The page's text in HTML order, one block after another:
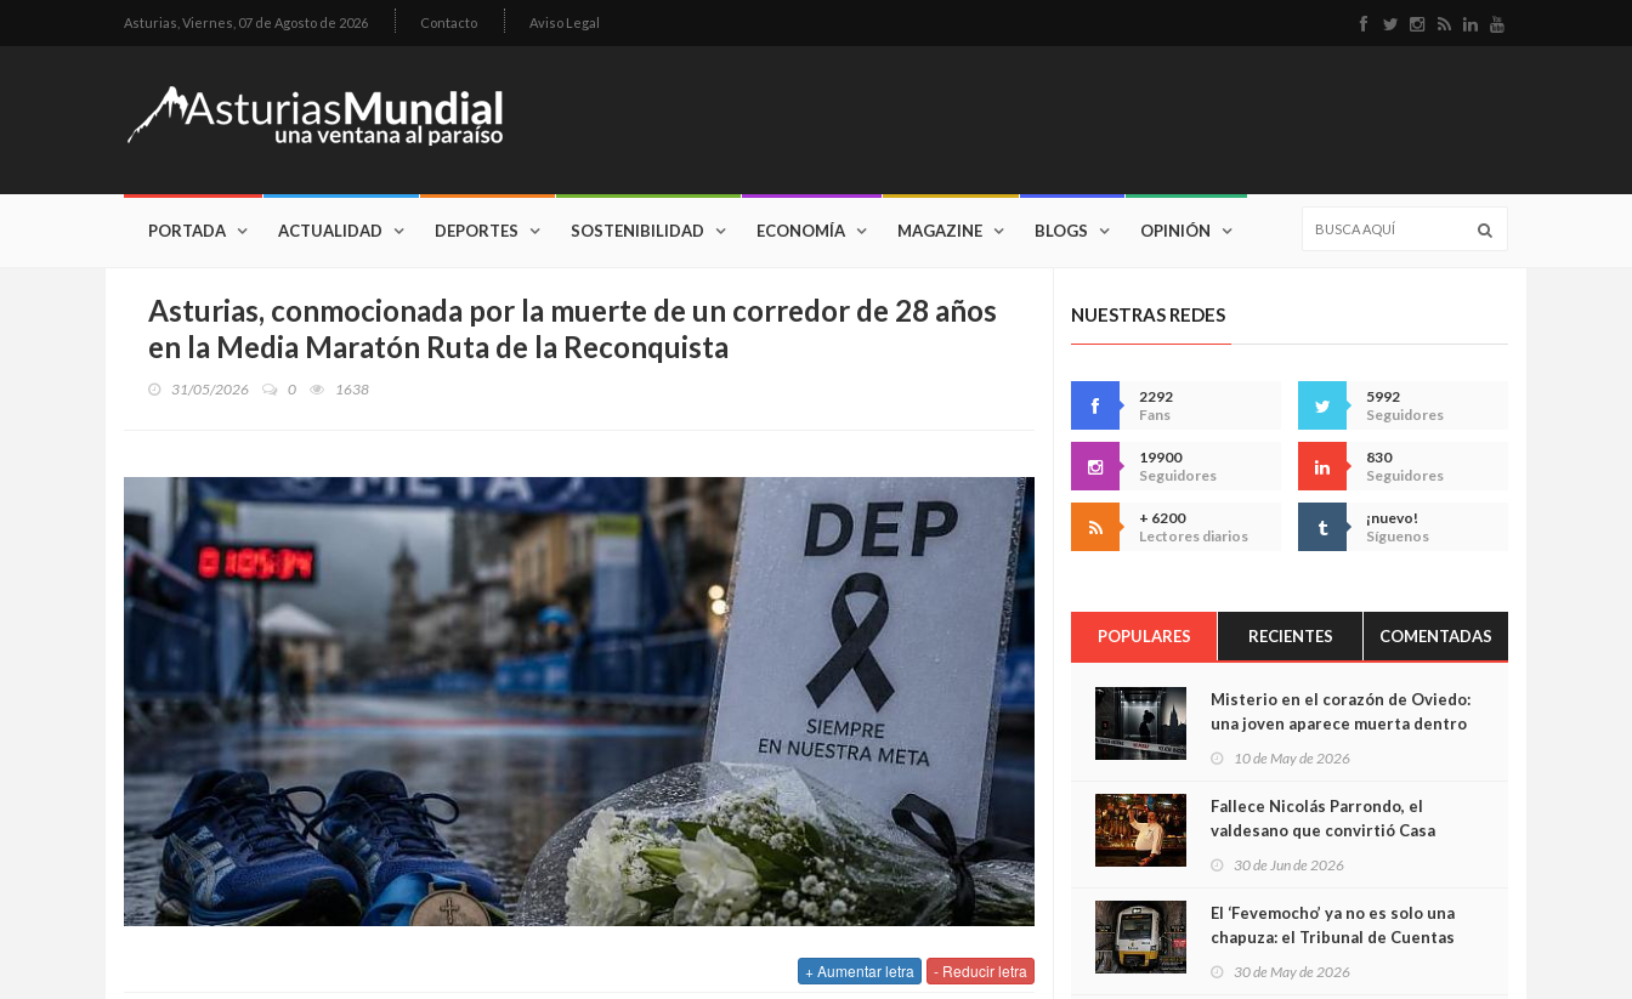
Asturias, Viernes, 07 de Agosto de 2026 Contacto Aviso Legal
PORTADA ACTUALIDAD DEPORTES SOSTENIBILIDAD ECONOMÍA MAGAZINE BLOGS OPINIÓN
Asturias, conmocionada por la muerte de un corredor de 28 años
en la Media Maratón Ruta de la Reconquista
31/05/2026 0 1638
+ Aumentar letra - Reducir letra
NUESTRAS REDES
2292
Fans
5992
Seguidores
19900
Seguidores
830
Seguidores
+ 6200
Lectores diarios
¡nuevo!
Síguenos
POPULARES RECIENTES COMENTADAS
Misterio en el corazón de Oviedo:
una joven aparece muerta dentro
cámaras captan sus últimos
minutos
10 de May de 2026
Fallece Nicolás Parrondo, el
valdesano que convirtió Casa
30 de Jun de 2026
El ‘Fevemocho’ ya no es solo una
chapuza: el Tribunal de Cuentas
sobrecoste de los trenes que no
30 de May de 2026